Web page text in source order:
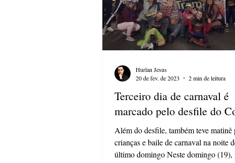
Terceiro dia de carnaval é
marcado pelo desfile do
Além do desfile, também teve matinê
crianças e baile de carnaval na noite
último domingo Neste domingo (19),
Hurlan Jesus
20 de fev. de 2023
2 min de leitura